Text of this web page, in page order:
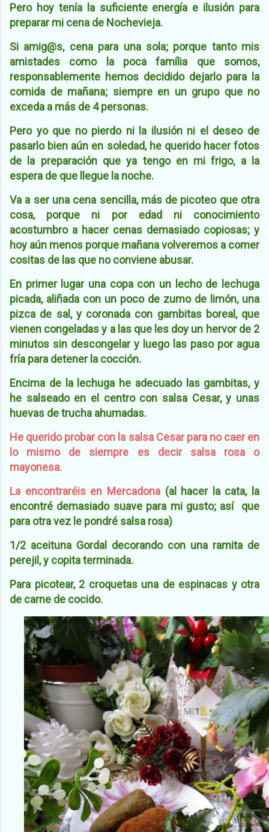
Pero hoy tenía la suficiente energía e ilusión para
preparar mi cena de Nochevieja.
Si amig@s, cena para una sola; porque tanto mis
amistades como la poca família que somos,
responsablemente hemos decidido dejarlo para la
comida de mañana; siempre en un grupo que no
exceda a más de 4 personas.
Pero yo que no pierdo ni la ilusión ni el deseo de
pasarlo bien aún en soledad, he querido hacer fotos
de la preparación que ya tengo en mi frigo, a la
espera de que llegue la noche.
Va a ser una cena sencilla, más de picoteo que otra
cosa, porque ni por edad ni conocimiento
acostumbro a hacer cenas demasiado copiosas; y
hoy aún menos porque mañana volveremos a comer
cositas de las que no conviene abusar.
En primer lugar una copa con un lecho de lechuga
picada, aliñada con un poco de zumo de limón, una
pizca de sal, y coronada con gambitas boreal, que
vienen congeladas y a las que les doy un hervor de 2
minutos sin descongelar y luego las paso por agua
fría para detener la cocción.
Encima de la lechuga he adecuado las gambitas, y
he salseado en el centro con salsa Cesar, y unas
huevas de trucha ahumadas.
He querido probar con la salsa Cesar para no caer en
lo mismo de siempre es decir salsa rosa o
mayonesa.
La encontraréis en Mercadona (al hacer la cata, la
encontré demasiado suave para mi gusto; así que
para otra vez le pondré salsa rosa)
1/2 aceituna Gordal decorando con una ramita de
perejil, y copita terminada.
Para picotear, 2 croquetas una de espinacas y otra
de carne de cocido.